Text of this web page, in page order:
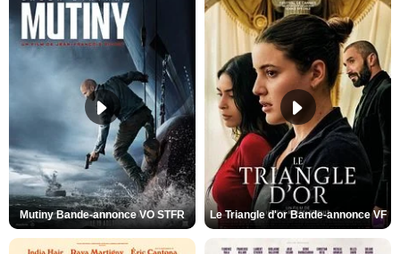
Mutiny Bande-annonce VO STFR Le Triangle d'or Bande-annonce VF